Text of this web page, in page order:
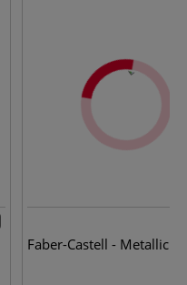
Faber-Castell - Metallic